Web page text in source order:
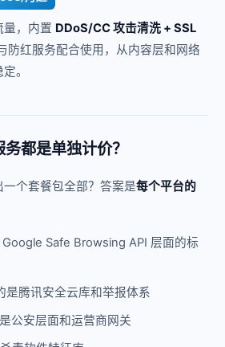
量，内置 DDoS/CC 攻击清洗 + SSL
防红服务配合使用，从内容层和网络
。
都是单独计价？
个套餐包全部？答案是每个平台的
Google Safe Browsing API 层面的标
是腾讯安全云库和举报体系
公安层面和运营商网关